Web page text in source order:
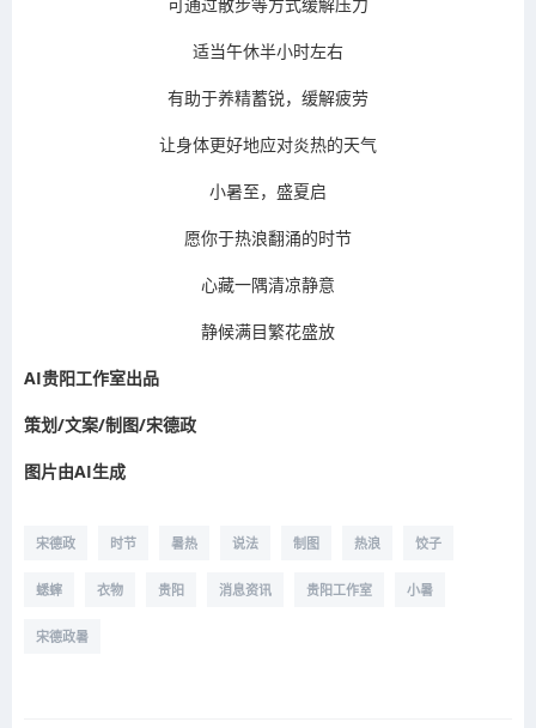
适当午休半小时左右
有助于养精蓄锐，缓解疲劳
让身体更好地应对炎热的天气
小暑至，盛夏启
愿你于热浪翻涌的时节
心藏一隅清凉静意
静候满目繁花盛放
AI贵阳工作室出品
策划/文案/制图/宋德政
图片由AI生成
宋德政 时节 暑热 说法 制图 热浪 饺子
蟋蟀 衣物 贵阳 消息资讯 贵阳工作室 小暑
宋德政暑